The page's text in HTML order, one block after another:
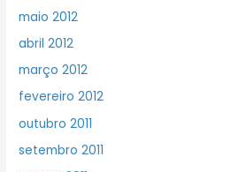
maio 2012
abril 2012
março 2012
fevereiro 2012
outubro 2011
setembro 2011